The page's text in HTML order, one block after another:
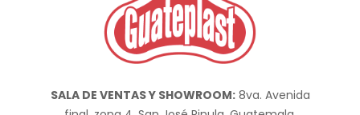
SALA DE VENTAS Y SHOWROOM:8va. Avenida